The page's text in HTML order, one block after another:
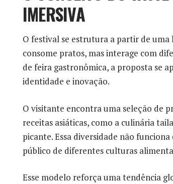
IMERSIVA
O festival se estrutura a partir de uma
consome pratos, mas interage com
de feira gastronômica, a proposta se
identidade e inovação.
O visitante encontra uma seleção de
receitas asiáticas, como a culinária
picante. Essa diversidade não
público de diferentes culturas
Esse modelo reforça uma tendência